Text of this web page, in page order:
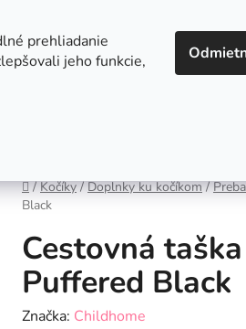
prehliadanie
jeho funkcie,
Domov
/ Kočíky / Doplnky ku kočíkom /
Black
Cestovná
Puffered Black
Značka: Childhome